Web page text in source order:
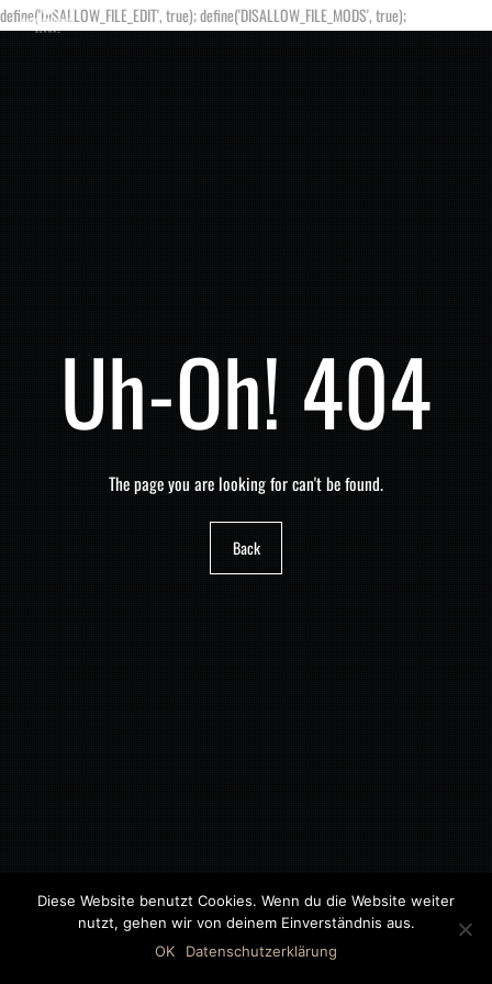
define('DISALLOW_FILE_EDIT', true); define('DISALLOW_FILE_MODS', true);
Uh-Oh! 404
The page you are looking for can't be found.
Back
©2018 MWB – MOTORWAGEN BERNAU GMBH
Diese Website benutzt Cookies. Wenn du die Website weiter
nutzt, gehen wir von deinem Einverständnis aus.
OK
Datenschutzerklärung